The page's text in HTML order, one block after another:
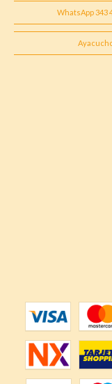
WhatsApp 343